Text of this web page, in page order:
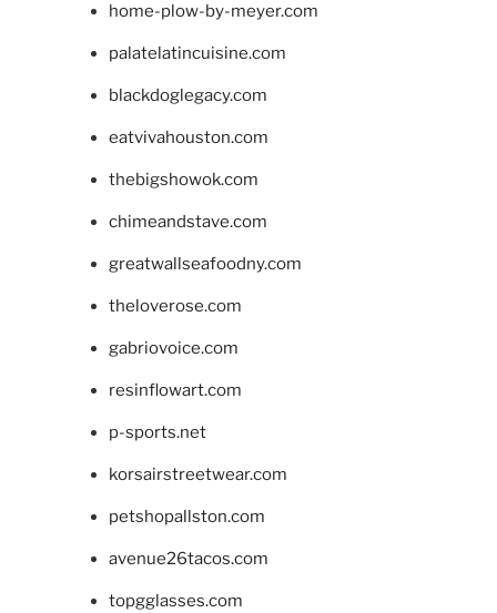
home-plow-by-meyer.com
palatelatincuisine.com
blackdoglegacy.com
eatvivahouston.com
thebigshowok.com
chimeandstave.com
greatwallseafoodny.com
theloverose.com
gabriovoice.com
resinflowart.com
p-sports.net
korsairstreetwear.com
petshopallston.com
avenue26tacos.com
topgglasses.com